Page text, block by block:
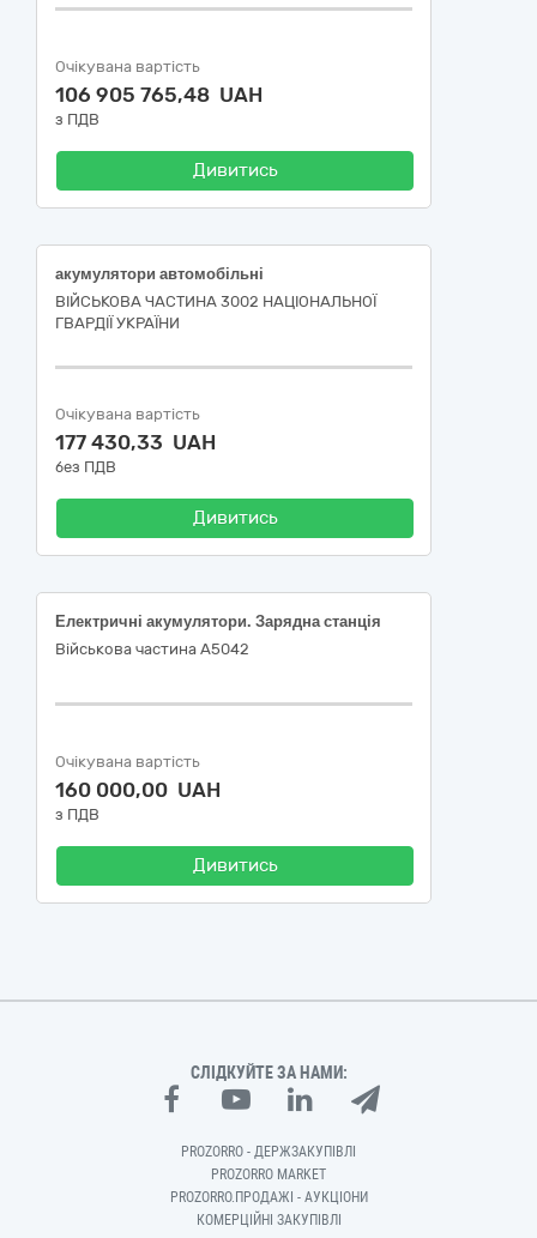
Очікувана вартість
106 905 765,48 UAH
з ПДВ
Дивитись
акумулятори автомобільні
ВІЙСЬКОВА ЧАСТИНА 3002 НАЦІОНАЛЬНОЇ
ГВАРДІЇ УКРАЇНИ
Очікувана вартість
177 430,33 UAH
без ПДВ
Дивитись
Електричні акумулятори. Зарядна станція
Військова частина А5042
Очікувана вартість
160 000,00 UAH
з ПДВ
Дивитись
СЛІДКУЙТЕ ЗА НАМИ:
PROZORRO - ДЕРЖЗАКУПІВЛІ
PROZORRO MARKET
PROZORRO.ПРОДАЖІ - АУКЦІОНИ
КОМЕРЦІЙНІ ЗАКУПІВЛІ